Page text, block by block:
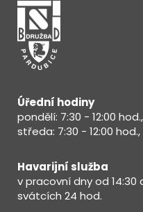
Úřední hodiny
pondělí: 7:30 - 12:00
středa: 7:30 - 12:00 hod.,
Havarijní služba
v pracovní dny od 14:30
svátcích 24 hod.